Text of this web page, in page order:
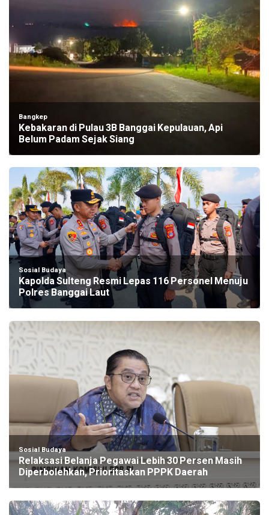
Bangkep
Kebakaran di Pulau 3B Banggai Kepulauan, Api
Belum Padam Sejak Siang
Sosial Budaya
Kapolda Sulteng Resmi Lepas 116 Personel Menuju
Polres Banggai Laut
Sosial Budaya
Relaksasi Belanja Pegawai Lebih 30 Persen Masih
Diperbolehkan, Prioritaskan PPPK Daerah